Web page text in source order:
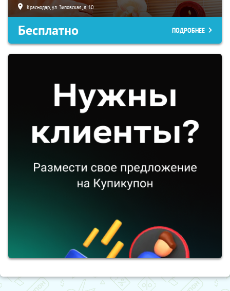
Краснодар, ул. Зиповская, д. 10
Бесплатно ПОДРОБНЕЕ